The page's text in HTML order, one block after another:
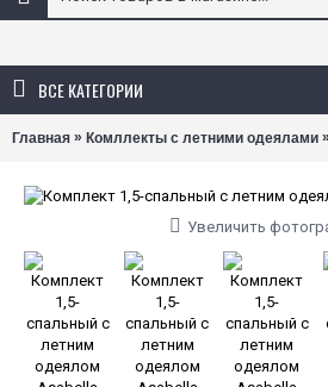
ВСЕ КАТЕГОРИИ
Главная » Комллекты с летними одеялами »
Увеличить